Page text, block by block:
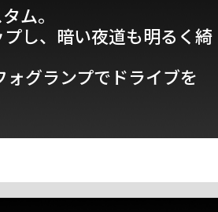
ム。
し、暗い夜道も明るく綺
グランプでドライブを